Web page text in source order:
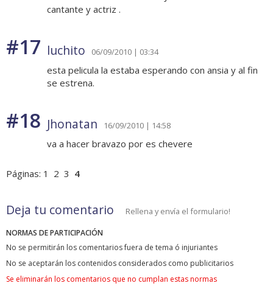
cantante y actriz .
#17 luchito 06/09/2010 | 03:34
esta pelicula la estaba esperando con ansia y al fin
se estrena.
#18 Jhonatan 16/09/2010 | 14:58
va a hacer bravazo por es chevere
Páginas: 1 2 3 4
Deja tu comentario Rellena y envía el formulario!
NORMAS DE PARTICIPACIÓN
No se permitirán los comentarios fuera de tema ó injuriantes
No se aceptarán los contenidos considerados como publicitarios
Se eliminarán los comentarios que no cumplan estas normas